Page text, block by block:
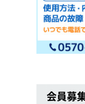
会員募